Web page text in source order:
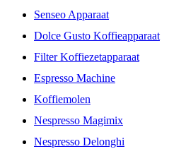
Senseo Apparaat
Dolce Gusto Koffieapparaat
Filter Koffiezetapparaat
Espresso Machine
Koffiemolen
Nespresso Magimix
Nespresso Delonghi